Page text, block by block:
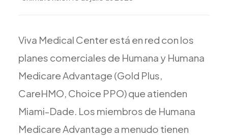
Manejo de Medicamentos
Viva Medical Centerestá en red con los
planes comerciales de Humana y Humana
MedicareAdvantage (Gold Plus,
CareHMO, Choice PPO)que atienden
Miami-Dade. Los miembros de Humana
MedicareAdvantage a menudo tienen